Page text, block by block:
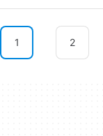
1 2